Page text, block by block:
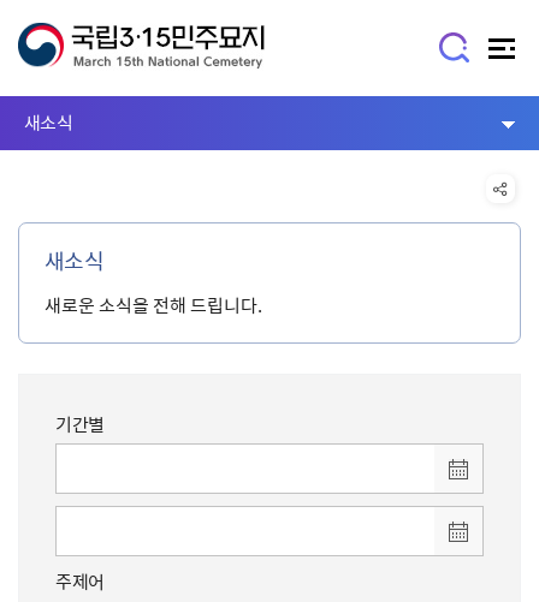
새소식
새소식
새로운 소식을 전해 드립니다.
기간별
주제어